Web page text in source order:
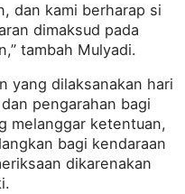
dan kami berharap si
dimaksud pada
tambah Mulyadi.
yang dilaksanakan hari
pengarahan bagi
melanggar ketentuan,
bagi kendaraan
dikarenakan